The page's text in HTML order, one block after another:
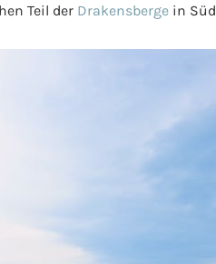
Teil der Drakensberge in